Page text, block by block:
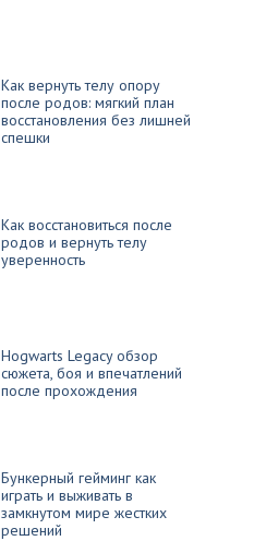
Как вернуть телу опору
после родов: мягкий план
восстановления без лишней
спешки
Как восстановиться после
родов и вернуть телу
уверенность
Hogwarts Legacy обзор
сюжета, боя и впечатлений
после прохождения
Бункерный гейминг как
играть и выживать в
замкнутом мире жестких
решений